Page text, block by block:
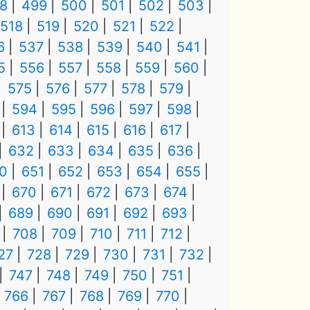
499 500 501 502
503
518
519 520 521
522
537 538 539 540
541
556 557 558 559
560
575
576 577 578
579
594
595 596 597
598
613
614 615 616
617
632
633 634 635
636
651 652 653 654
655
670
671 672 673
674
689
690 691 692
693
708
709 710 711
712
728 729 730 731
732
747
748 749 750
751
766
767 768 769
770